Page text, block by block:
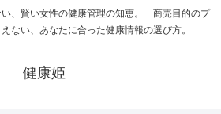
、賢い女性の健康管理の知恵。 商売目的のプ
ない、あなたに合った健康情報の選び方。
健康姫